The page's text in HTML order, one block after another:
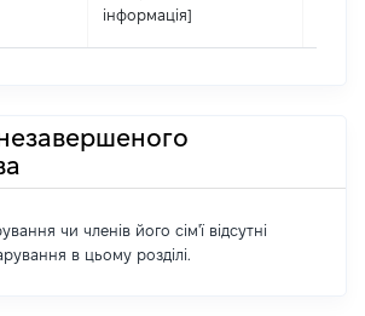
інформація]
чи членів його сім'ї відсутні
в цьому розділі.